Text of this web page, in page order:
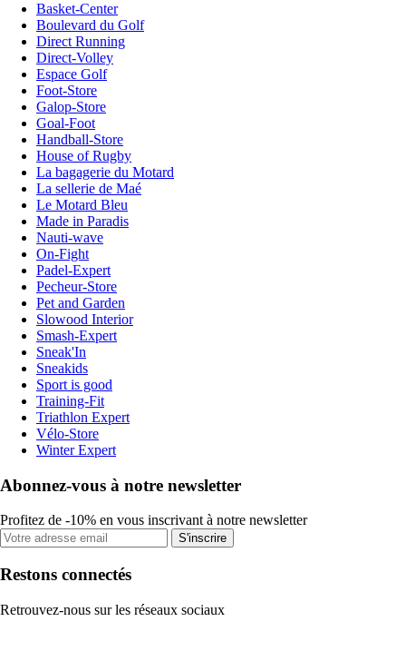
Basket-Center
Boulevard du Golf
Direct Running
Direct-Volley
Espace Golf
Foot-Store
Galop-Store
Goal-Foot
Handball-Store
House of Rugby
La bagagerie du Motard
La sellerie de Maé
Le Motard Bleu
Made in Paradis
Nauti-wave
On-Fight
Padel-Expert
Pecheur-Store
Pet and Garden
Slowood Interior
Smash-Expert
Sneak'In
Sneakids
Sport is good
Training-Fit
Triathlon Expert
Vélo-Store
Winter Expert
Abonnez-vous à notre newsletter
Profitez de -10% en vous inscrivant à notre newsletter
S'inscrire
Restons connectés
Retrouvez-nous sur les réseaux sociaux